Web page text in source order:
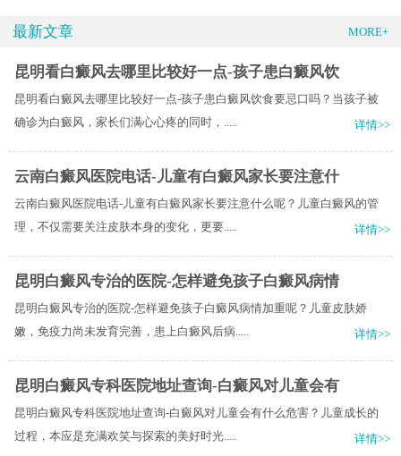
最新文章 MORE+
昆明看白癜风去哪里比较好一点-孩子患白癜风饮
昆明看白癜风去哪里比较好一点-孩子患白癜风饮食要忌口吗？当孩子被
确诊为白癜风，家长们满心心疼的同时，.....
详情>>
云南白癜风医院电话-儿童有白癜风家长要注意什
云南白癜风医院电话-儿童有白癜风家长要注意什么呢？儿童白癜风的管
理，不仅需要关注皮肤本身的变化，更要.....
详情>>
昆明白癜风专治的医院-怎样避免孩子白癜风病情
昆明白癜风专治的医院-怎样避免孩子白癜风病情加重呢？儿童皮肤娇
嫩，免疫力尚未发育完善，患上白癜风后病.....
详情>>
昆明白癜风专科医院地址查询-白癜风对儿童会有
昆明白癜风专科医院地址查询-白癜风对儿童会有什么危害？儿童成长的
过程，本应是充满欢笑与探索的美好时光.....
详情>>